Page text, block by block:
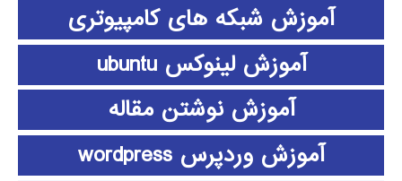
آموزش شبکه های کامپیوتری
آموزش لینوکس ubuntu
آموزش نوشتن مقاله
آموزش وردپرس wordpress